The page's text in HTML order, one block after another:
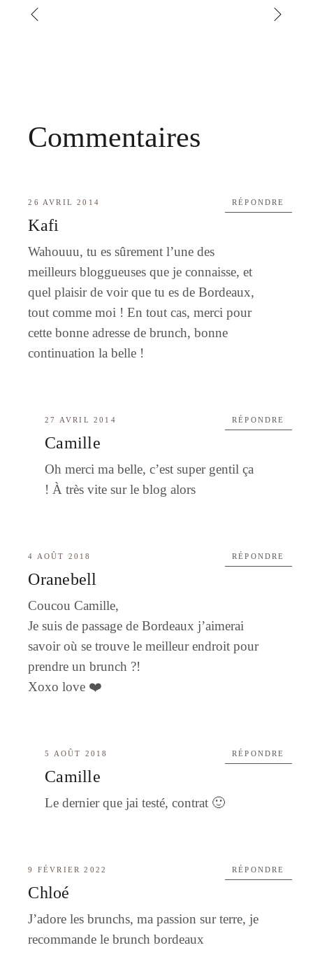
Commentaires
26 AVRIL 2014
Kafi
Wahouuu, tu es sûrement l’une des
meilleurs bloggueuses que je connaisse, et
quel plaisir de voir que tu es de Bordeaux,
tout comme moi ! En tout cas, merci pour
cette bonne adresse de brunch, bonne
continuation la belle !
RÉPONDRE
27 AVRIL 2014
Camille
Oh merci ma belle, c’est super gentil ça
! À très vite sur le blog alors
RÉPONDRE
4 AOÛT 2018
Oranebell
Coucou Camille,
Je suis de passage de Bordeaux j’aimerai
savoir où se trouve le meilleur endroit pour
prendre un brunch ?!
Xoxo love ❤️
RÉPONDRE
5 AOÛT 2018
Camille
Le dernier que jai testé, contrat 🙂
RÉPONDRE
9 FÉVRIER 2022
Chloé
J’adore les brunchs, ma passion sur terre, je
recommande lebrunch bordeaux
RÉPONDRE